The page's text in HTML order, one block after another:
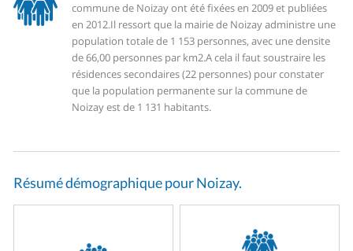
commune de Noizay ont été fixées en 2009 et publiées
en 2012.Il ressort que la mairie de Noizay administre une
population totale de 1 153 personnes, avec une densite
de 66,00 personnes par km2.A cela il faut soustraire les
résidences secondaires (22 personnes) pour constater
que la population permanente sur la commune de
Noizay est de 1 131 habitants.
Résumé démographique pour Noizay.